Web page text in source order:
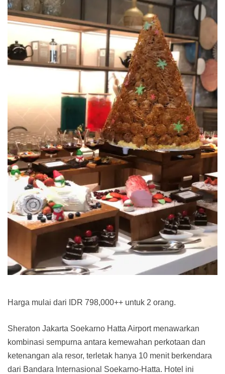
Harga mulai dari IDR 798,000++ untuk 2 orang.
Sheraton Jakarta Soekarno Hatta Airport menawarkan
kombinasi sempurna antara kemewahan perkotaan dan
ketenangan ala resor, terletak hanya 10 menit berkendara
dari Bandara Internasional Soekarno-Hatta. Hotel ini